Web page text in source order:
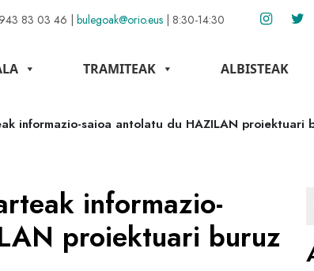
943 83 03 46 | bulegoak@orio.eus | 8:30-14:30
TRAMITEAK ALBISTEAK
informazio-saioa antolatu du HAZILAN proiektuari
informazio-
proiektuari buruz